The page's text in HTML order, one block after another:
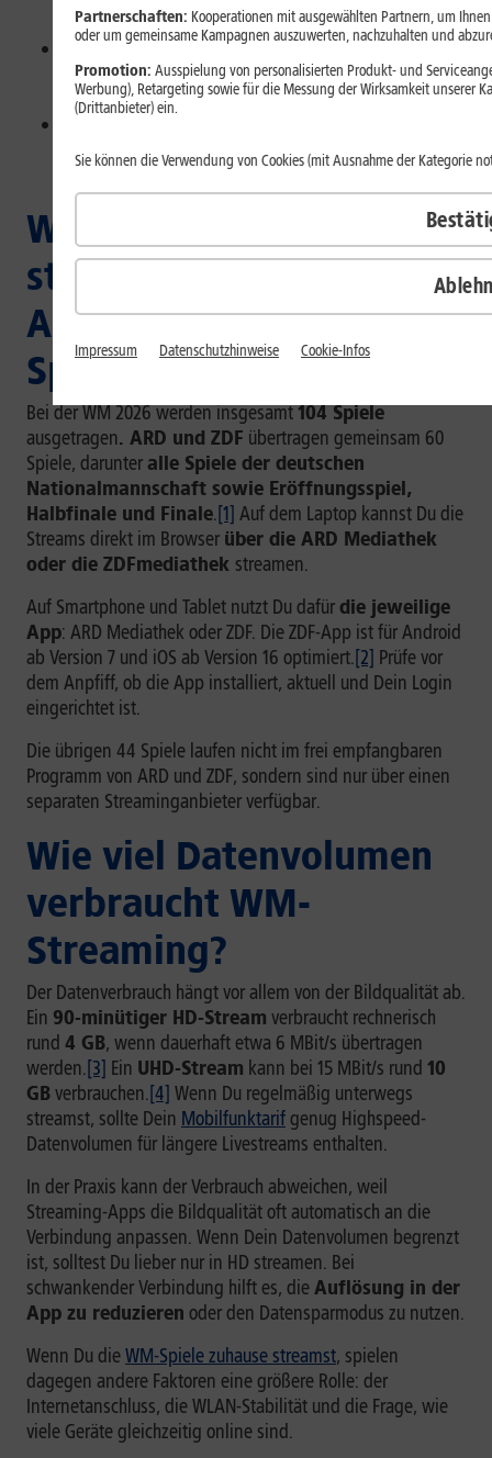
gleichlanger UHD-Stream rund 10 GB Datenvolumen.
Für mobiles Streaming brauchst DuSmartphone,
Tablet oder Laptopmit passender App oder
Browserzugang.
das Spiel unterwegs auf einem zweiten Gerät schauen
WM 2026 unterwegs
streamen: Welche
Anbieter zeigen die
Spiele?
Bei der WM 2026 werden insgesamt104 Spiele
ausgetragen. ARD und ZDF übertragen gemeinsam 60
Spiele, darunter alle Spiele der deutschen
Nationalmannschaft sowie Eröffnungsspiel,
Halbfinale und Finale.[1] Auf dem Laptop kannst Du die
Streams direkt im Browser über die ARD Mediathek
oder die ZDFmediathek streamen.
Auf Smartphone und Tablet nutzt Du dafürdie jeweilige
App: ARD Mediathek oder ZDF. Die ZDF-App ist für Android
ab Version 7 und iOS ab Version 16 optimiert.[2] Prüfe vor
dem Anpfiff, ob die App installiert, aktuell und Dein Login
eingerichtet ist.
Die übrigen 44 Spiele laufen nicht im frei empfangbaren
Programm von ARD und ZDF, sondern sind nur über einen
separaten Streaminganbieter verfügbar.
Wie viel Datenvolumen
verbraucht WM-
Streaming?
Der Datenverbrauch hängt vor allem von der Bildqualität ab.
Ein 90-minütiger HD-Stream verbraucht rechnerisch
rund 4 GB, wenn dauerhaft etwa 6 MBit/s übertragen
werden.[3] Ein UHD-Stream kann bei 15 MBit/s rund 10
GBverbrauchen.[4] Wenn Du regelmäßig unterwegs
streamst, sollte Dein Mobilfunktarifgenug Highspeed-
Datenvolumen für längere Livestreams enthalten.
In der Praxis kann der Verbrauch abweichen, weil
Streaming-Apps die Bildqualität oft automatisch an die
Verbindung anpassen. Wenn Dein Datenvolumen begrenzt
ist, solltest Du lieber nur in HD streamen. Bei
schwankender Verbindung hilft es, dieAuflösung in der
App zu reduzieren oder den Datensparmodus zu nutzen.
Wenn Du dieWM-Spiele zuhause streamst, spielen
dagegen andere Faktoren eine größere Rolle: der
Internetanschluss, die WLAN-Stabilität und die Frage, wie
viele Geräte gleichzeitig online sind.
Partnerschaften: Kooperationen mit ausgewählten Partnern, um
oder um gemeinsame Kampagnen auszuwerten, nachzuhalten und
Promotion: Ausspielung von personalisierten Produkt- und
Werbung), Retargeting sowie für die Messung der Wirksamkeit unserer
(Drittanbieter) ein.
Sie können die Verwendung von Cookies (mit Ausnahme der Kategorie
Impressum Datenschutzhinweise Cookie-Infos